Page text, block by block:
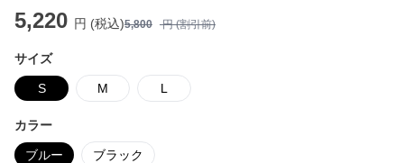
5,220 円 (税込)5,800 円 (割引前)
サイズ
S M L
カラー
ブルー ブラック